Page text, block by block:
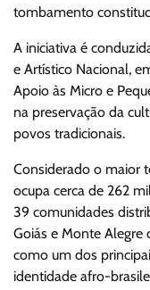
tombamento
A iniciativa é
e Artístico Nacional,
Apoio às Micro e
na preservação da
povos tradicionais.
Considerado o maior
ocupa cerca de 262
39 comunidades
Goiás e Monte Alegre
como um dos
identidade afro-